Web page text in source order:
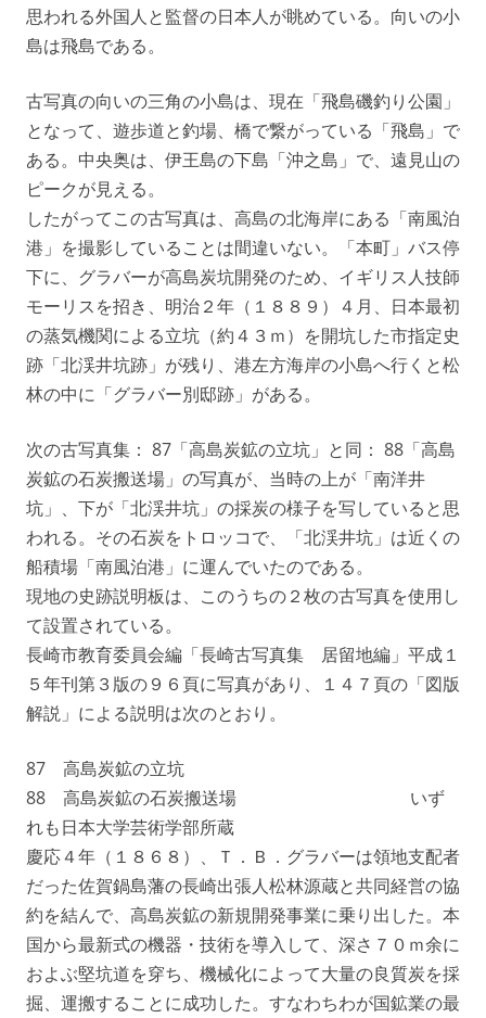
思われる外国人と監督の日本人が眺めている。向いの小
島は飛島である。
古写真の向いの三角の小島は、現在「飛島磯釣り公園」
となって、遊歩道と釣場、橋で繋がっている「飛島」で
ある。中央奥は、伊王島の下島「沖之島」で、遠見山の
ピークが見える。
したがってこの古写真は、高島の北海岸にある「南風泊
港」を撮影していることは間違いない。「本町」バス停
下に、グラバーが高島炭坑開発のため、イギリス人技師
モーリスを招き、明治２年（１８８９）４月、日本最初
の蒸気機関による立坑（約４３ｍ）を開坑した市指定史
跡「北渓井坑跡」が残り、港左方海岸の小島へ行くと松
林の中に「グラバー別邸跡」がある。
次の古写真集： 87「高島炭鉱の立坑」と同： 88「高島
炭鉱の石炭搬送場」の写真が、当時の上が「南洋井
坑」、下が「北渓井坑」の採炭の様子を写していると思
われる。その石炭をトロッコで、「北渓井坑」は近くの
船積場「南風泊港」に運んでいたのである。
現地の史跡説明板は、このうちの２枚の古写真を使用し
て設置されている。
長崎市教育委員会編「長崎古写真集 居留地編」平成１
５年刊第３版の９６頁に写真があり、１４７頁の「図版
解説」による説明は次のとおり。
87 高島炭鉱の立坑
88 高島炭鉱の石炭搬送場 いず
れも日本大学芸術学部所蔵
慶応４年（１８６８）、Ｔ．Ｂ．グラバーは領地支配者
だった佐賀鍋島藩の長崎出張人松林源蔵と共同経営の協
約を結んで、高島炭鉱の新規開発事業に乗り出した。本
国から最新式の機器・技術を導入して、深さ７０ｍ余に
およぶ堅坑道を穿ち、機械化によって大量の良質炭を採
掘、運搬することに成功した。すなわちわが国鉱業の最